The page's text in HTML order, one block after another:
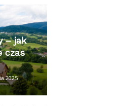
– jak
czas
2025